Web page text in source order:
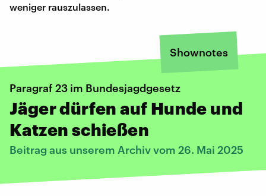
weniger rauszulassen.
Shownotes
Paragraf 23 im Bundesjagdgesetz
Jäger dürfen auf Hunde und
Katzen schießen
Beitrag aus unserem Archiv vom 26. Mai 2025